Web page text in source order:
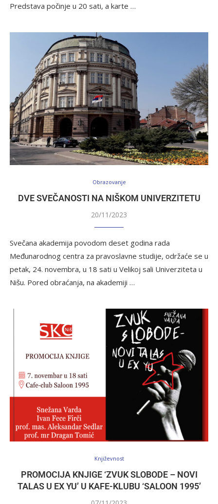
Predstava počinje u 20 sati, a karte …
Obrazovanje
DVE SVEČANOSTI NA NIŠKOM UNIVERZITETU
20/11/2023
Svečana akademija povodom deset godina rada
Međunarodnog centra za pravoslavne studije, održaće se u
petak, 24. novembra, u 18 sati u Velikoj sali Univerziteta u
Nišu. Pored obraćanja, na akademiji …
Književnost
PROMOCIJA KNJIGE ‘ZVUK SLOBODE – NOVI
TALAS U EX YU’ U KAFE-KLUBU ‘SALOON 1995’